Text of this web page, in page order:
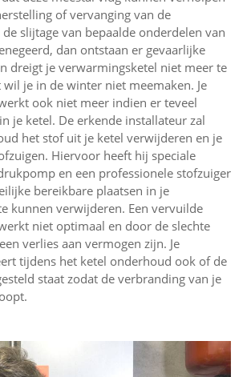
of vervanging van de
slijtage van bepaalde onderdelen van
dan ontstaan er gevaarlijke
dreigt je verwarmingsketel niet meer te
je in de winter niet meemaken. Je
ook niet meer indien er teveel
je ketel. De erkende installateur zal
het stof uit je ketel verwijderen en je
Hiervoor heeft hij speciale
en een professionele stofzuiger
bereikbare plaatsen in je
kunnen verwijderen. Een vervuilde
niet optimaal en door de slechte
verlies aan vermogen zijn. Je
tijdens het ketel onderhoud ook of de
staat zodat de verbranding van je